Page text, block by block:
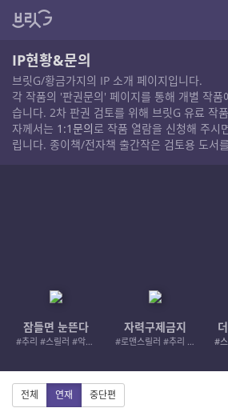
IP현황&문의
브릿G/황금가지의 IP 소개 페이지입니다.
각 작품의 '판권문의' 페이지를 통해 개별 작품
습니다. 2차 판권 검토를 위해 브릿G 유료 작
자께서는 1:1문의로 작품 열람을 신청해 주시
립니다. 종이책/전자책 출간작은 검토용 도서
잠들면 눈뜬다
#추리 #스릴러 #악인 #로드레이지
자력구제금지
#로맨스릴러 #추리 #여성서사 #사적제재
전체 연재 중단편